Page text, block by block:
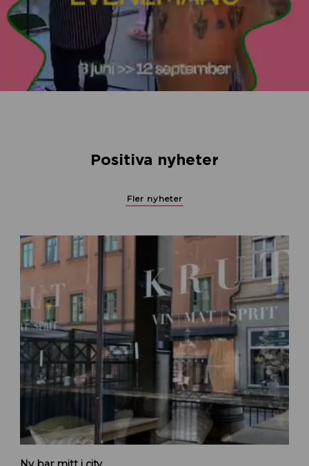
Positiva nyheter
Fler nyheter